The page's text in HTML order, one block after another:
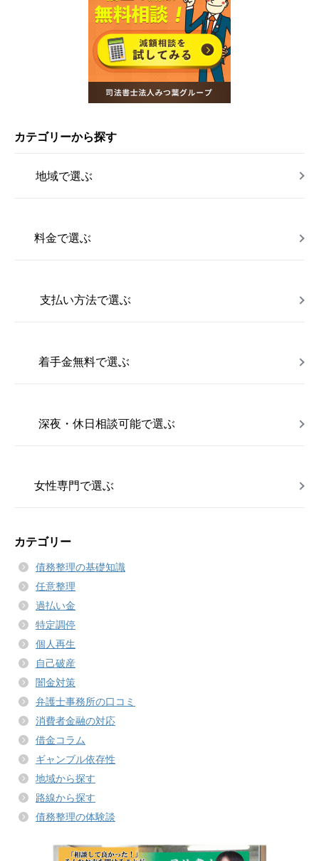
カテゴリーから探す
地域で選ぶ
料金で選ぶ
支払い方法で選ぶ
着手金無料で選ぶ
深夜・休日相談可能で選ぶ
女性専門で選ぶ
カテゴリー
債務整理の基礎知識
任意整理
過払い金
特定調停
個人再生
自己破産
闇金対策
弁護士事務所の口コミ
消費者金融の対応
借金コラム
ギャンブル依存性
地域から探す
路線から探す
債務整理の体験談